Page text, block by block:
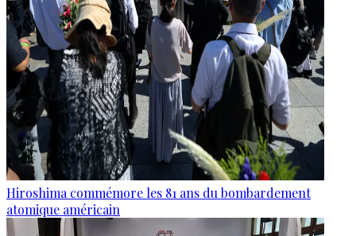
Hiroshima commémore les 81 ans du bombardement
atomique américain